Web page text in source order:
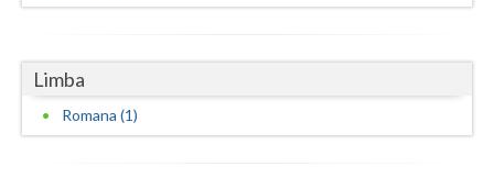
Satu-Mare
Suceava
Teleorman
Limba
Romana (1)